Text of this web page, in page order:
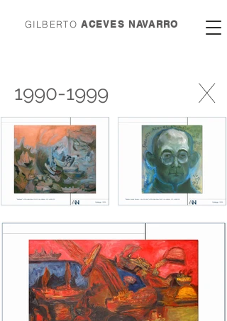
GILBERTOACEVES NAVARRO
1990-1999 X